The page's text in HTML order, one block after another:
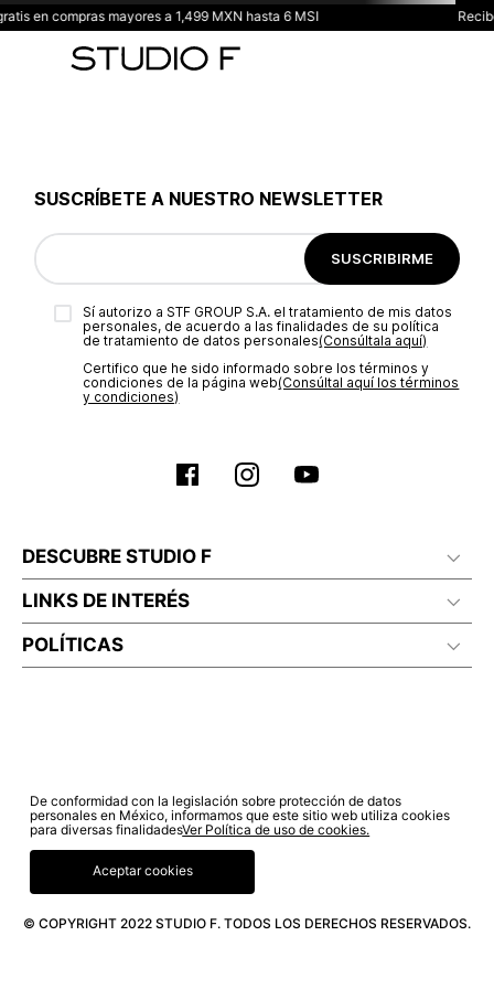
compras mayores a 1,499 MXN hasta 6 MSI Recibe:
SUSCRÍBETE A NUESTRO NEWSLETTER
SUSCRIBIRME
Sí autorizo a STF GROUP S.A. el tratamiento de mis datos
personales, de acuerdo a las finalidades de su política
de tratamiento de datos personales‎(Consúltala aquí)
Certifico que he sido informado sobre los términos y
condiciones de la página web‎(Consúltal aquí los términos
y condiciones)
DESCUBRE STUDIO F
LINKS DE INTERÉS
POLÍTICAS
© COPYRIGHT 2022 STUDIO F. TODOS LOS DERECHOS RESERVADOS.
De conformidad con la legislación sobre protección de datos
personales en México, informamos que este sitio web utiliza cookies
para diversas finalidadesVer Política de uso de cookies.
Aceptar cookies